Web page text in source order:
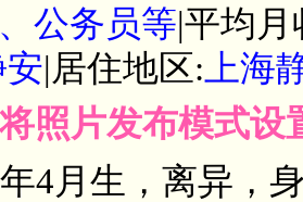
公务员等|平均月
安|居住地区: 上海
照片发布模式
4月生，离异，